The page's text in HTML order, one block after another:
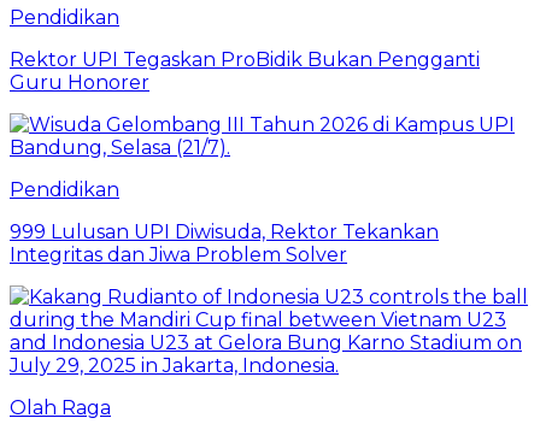
Pendidikan
Rektor UPI Tegaskan ProBidik Bukan Pengganti
Guru Honorer
Pendidikan
999 Lulusan UPI Diwisuda, Rektor Tekankan
Integritas dan Jiwa Problem Solver
Olah Raga